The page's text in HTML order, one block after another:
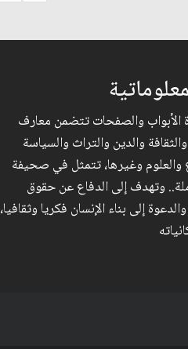
والصفحات تتضمن معارف
والدين والتراث والسياسة
والعلوم وغيرها، تتمثل في صحيفة
وتهدف إلى الدفاع عن حقوق
إلى بناء الإنسان فكريا وثقافيا،